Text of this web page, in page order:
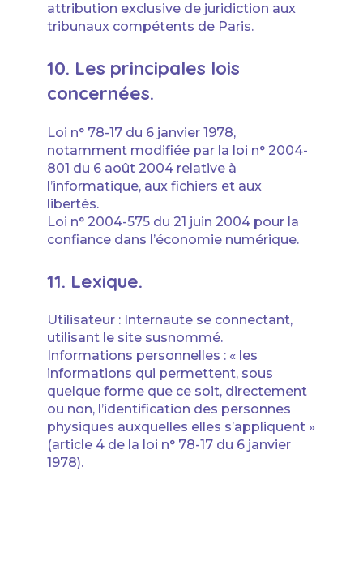
attribution exclusive de juridiction aux
tribunaux compétents de Paris.
10. Les principales lois
concernées.
Loi n° 78-17 du 6 janvier 1978,
notamment modifiée par la loi n° 2004-
801 du 6 août 2004 relative à
l’informatique, aux fichiers et aux
libertés.
Loi n° 2004-575 du 21 juin 2004 pour la
confiance dans l’économie numérique.
11. Lexique.
Utilisateur : Internaute se connectant,
utilisant le site susnommé.
Informations personnelles : « les
informations qui permettent, sous
quelque forme que ce soit, directement
ou non, l’identification des personnes
physiques auxquelles elles s’appliquent »
(article 4 de la loi n° 78-17 du 6 janvier
1978).